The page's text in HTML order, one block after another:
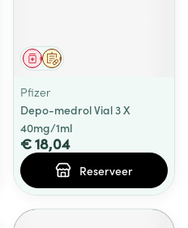
Op voorschrift
Geneesmiddel
Pfizer
Depo-medrol Vial 3 X
40mg/1ml
€ 18,04
Reserveer